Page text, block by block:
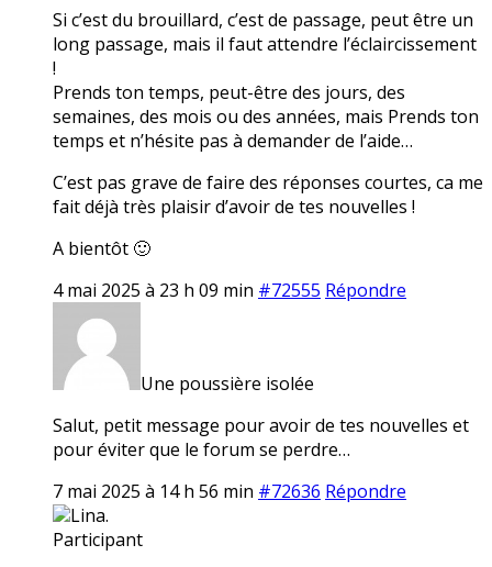
Si c’est du brouillard, c’est de passage, peut être un
long passage, mais il faut attendre l’éclaircissement
!
Prends ton temps, peut-être des jours, des
semaines, des mois ou des années, mais Prends ton
temps et n’hésite pas à demander de l’aide…
C’est pas grave de faire des réponses courtes, ca me
fait déjà très plaisir d’avoir de tes nouvelles !
A bientôt 🙂
4 mai 2025 à 23 h 09 min #72555 Répondre
Une poussière isolée
Salut, petit message pour avoir de tes nouvelles et
pour éviter que le forum se perdre…
7 mai 2025 à 14 h 56 min #72636 Répondre
Lina.
Participant